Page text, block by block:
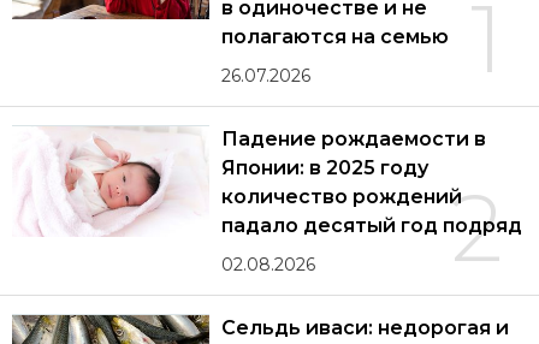
1
в одиночестве и не
полагаются на семью
26.07.2026
2
Падение рождаемости в
Японии: в 2025 году
количество рождений
падало десятый год подряд
02.08.2026
Сельдь иваси: недорогая и